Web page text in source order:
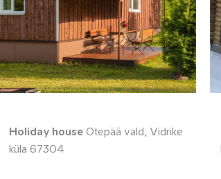
Holiday house Otepää vald, Vidrike
küla 67304